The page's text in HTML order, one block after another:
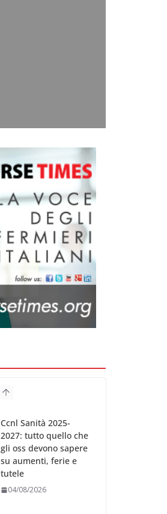
Ccnl Sanità 2025-
2027: tutto quello che
gli oss devono sapere
su aumenti, ferie e
tutele
04/08/2026